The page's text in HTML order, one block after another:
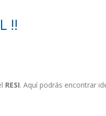
!!
RESI. Aquí podrás encontrar